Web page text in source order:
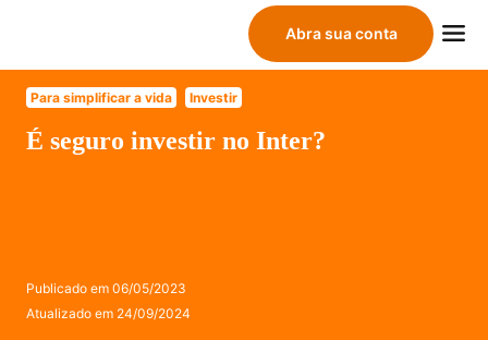
Abra sua conta
Para simplificar a vida Investir
É seguro investir no Inter?
Publicado em 06/05/2023
Atualizado em 24/09/2024